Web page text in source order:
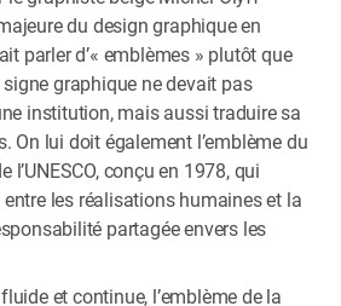
du design graphique en
parler d’« emblèmes » plutôt que
graphique ne devait pas
institution, mais aussi traduire sa
On lui doit également l’emblème du
conçu en 1978, qui
les réalisations humaines et la
partagée envers les
et continue, l’emblème de la